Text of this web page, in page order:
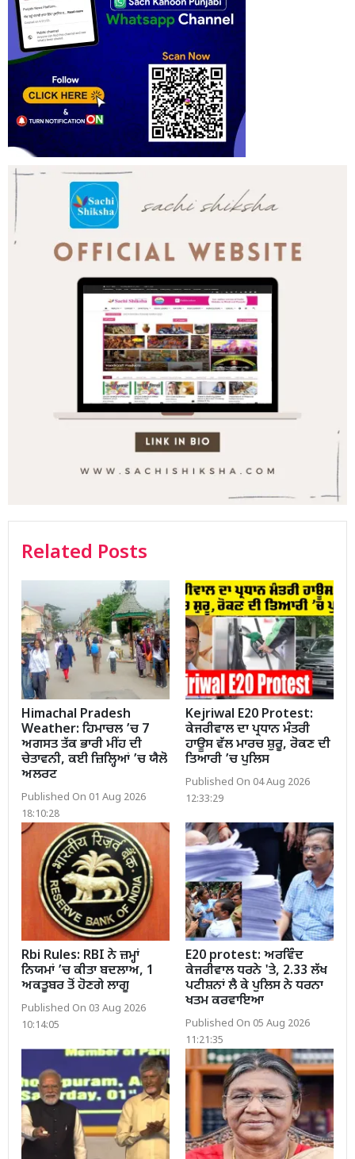
Related Posts
Himachal Pradesh
Weather: ਹਿਮਾਚਲ ’ਚ 7
ਅਗਸਤ ਤੱਕ ਭਾਰੀ ਮੀਂਹ ਦੀ
ਚੇਤਾਵਨੀ, ਕਈ ਜ਼ਿਲ੍ਹਿਆਂ ’ਚ ਯੈਲੋ
ਅਲਰਟ
Published On 01 Aug 2026
18:10:28
Kejriwal E20 Protest:
ਕੇਜਰੀਵਾਲ ਦਾ ਪ੍ਰਧਾਨ ਮੰਤਰੀ
ਹਾਊਸ ਵੱਲ ਮਾਰਚ ਸ਼ੁਰੂ, ਰੋਕਣ ਦੀ
ਤਿਆਰੀ ’ਚ ਪੁਲਿਸ
Published On 04 Aug 2026
12:33:29
Rbi Rules: RBI ਨੇ ਜ਼ਮ੍ਹਾਂ
ਨਿਯਮਾਂ ’ਚ ਕੀਤਾ ਬਦਲਾਅ, 1
ਅਕਤੂਬਰ ਤੋਂ ਹੋਣਗੇ ਲਾਗੂ
Published On 03 Aug 2026
10:14:05
E20 protest: ਅਰਵਿੰਦ
ਕੇਜਰੀਵਾਲ ਧਰਨੇ 'ਤੇ, 2.33 ਲੱਖ
ਪਟੀਸ਼ਨਾਂ ਲੈ ਕੇ ਪੁਲਿਸ ਨੇ ਧਰਨਾ
ਖਤਮ ਕਰਵਾਇਆ
Published On 05 Aug 2026
11:21:35